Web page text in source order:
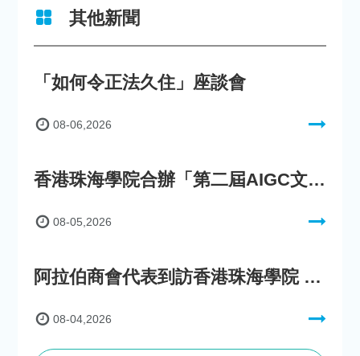
其他新聞
「如何令正法久住」座談會
08-06,2026
香港珠海學院合辦「第二屆AIGC文化數字內容創作比賽」
08-05,2026
阿拉伯商會代表到訪香港珠海學院 參與「一帶一路」政策圓桌會議
08-04,2026